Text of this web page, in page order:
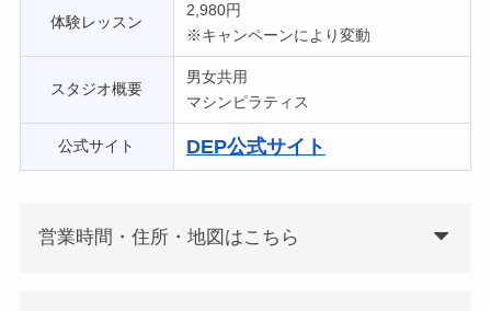
体験レッスン
2,980円
※キャンペーンにより変動
スタジオ概要
男女共用
マシンピラティス
公式サイト DEP公式サイト
営業時間・住所・地図はこちら